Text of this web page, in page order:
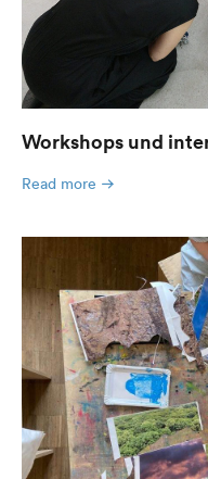
Workshops und
Read more